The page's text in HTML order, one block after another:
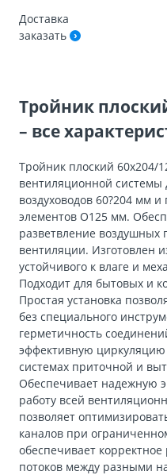
Доставка
заказать
Тройник
– все
Тройник плоский 60х204/
вентиляционной системы
воздуховодов 60?204 мм
элементов O125 мм.
разветвление воздушных
вентиляции. Изготовлен
устойчивого к влаге и
Подходит для бытовых и
Простая установка
без специального
герметичность
эффективную циркуляцию
системах приточной и
Обеспечивает надежную
работу всей
позволяет
каналов при
обеспечивает
потоков между разными